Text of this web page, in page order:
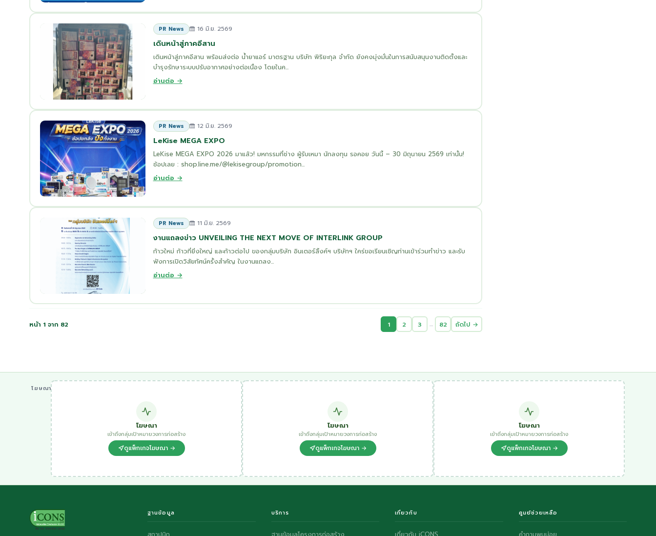
PR News 16 มิ.ย. 2569
เดินหน้าสู่ภาคอีสาน
เดินหน้าสู่ภาคอีสาน พร้อมส่งต่อ น้ำยาแอร์ มาตรฐาน บริษัท พิริยะกุล จำกัด ยังคงมุ่งมั่นในการสนับสนุนงานติดตั้งและ
บำรุงรักษาระบบปรับอากาศอย่างต่อเนื่อง โดยในค...
อ่านต่อ →
PR News 12 มิ.ย. 2569
LeKise MEGA EXPO
LeKise MEGA EXPO 2026 มาแล้ว! มหกรรมที่ช่าง ผู้รับเหมา นักลงทุน รอคอย วันนี้ – 30 มิถุนายน 2569 เท่านั้น!
ช้อปเลย : shop.line.me/@lekisegroup/promotion...
อ่านต่อ →
PR News 11 มิ.ย. 2569
งานแถลงข่าว UNVEILING THE NEXT MOVE OF INTERLINK GROUP
ก้าวใหม่ ก้าวที่ยิ่งใหญ่ และก้าวต่อไป ของกลุ่มบริษัท อินเตอร์ลิ้งค์ฯ บริษัทฯ ใคร่ขอเรียนเชิญท่านเข้าร่วมทำข่าว และรับ
ฟังการเปิดวิสัยทัศน์ครั้งสำคัญ ในงานแถลง...
อ่านต่อ →
หน้า 1 จาก 82 1 2 3 … 82 ถัดไป →
โฆษณา
โฆษณา
เข้าถึงกลุ่มเป้าหมายวงการก่อสร้าง
ดูแพ็กเกจโฆษณา →
โฆษณา
เข้าถึงกลุ่มเป้าหมายวงการก่อสร้าง
ดูแพ็กเกจโฆษณา →
โฆษณา
เข้าถึงกลุ่มเป้าหมายวงการก่อสร้าง
ดูแพ็กเกจโฆษณา →
ฐานข้อมูล บริการ เกี่ยวกับ ศูนย์ช่วยเหลือ